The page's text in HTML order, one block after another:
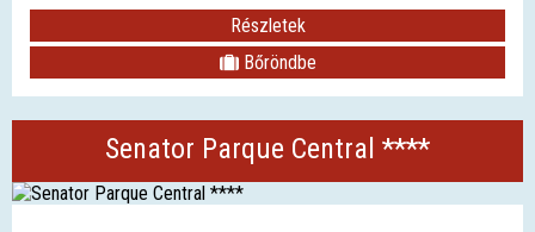
Részletek
Bőröndbe
Senator Parque Central ****